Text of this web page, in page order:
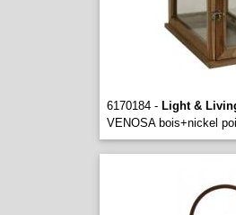
6170184 - Light &
VENOSA bois+nickel